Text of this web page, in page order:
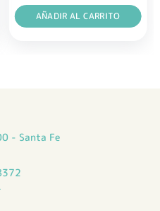
original
era:
$ 48.514,00.
actual
es:
$ 33.960,00.
AÑADIR AL CARRITO
- Santa Fe